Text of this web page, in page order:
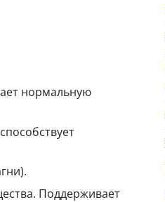
нормальную
Поддерживает